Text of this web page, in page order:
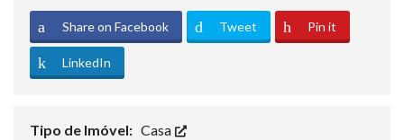
Share on Facebook Tweet Pin it
LinkedIn
Tipo de Imóvel: Casa